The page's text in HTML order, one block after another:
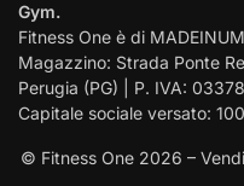
Gym.
Fitness One è di
Magazzino: Strada Ponte
Perugia (PG) | P. IVA:
Capitale sociale versato:
© Fitness One 2026 –